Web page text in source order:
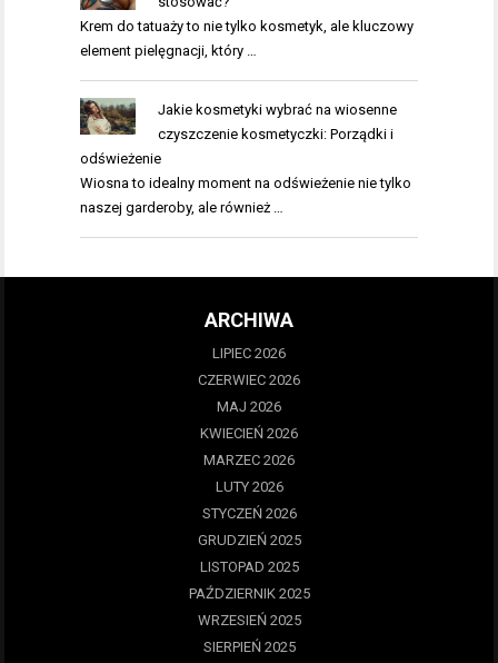
Krem do tatuaży to nie tylko kosmetyk, ale kluczowy
element pielęgnacji, który …
Jakie kosmetyki wybrać na wiosenne
czyszczenie kosmetyczki: Porządki i
odświeżenie
Wiosna to idealny moment na odświeżenie nie tylko
naszej garderoby, ale również …
ARCHIWA
LIPIEC 2026
CZERWIEC 2026
MAJ 2026
KWIECIEŃ 2026
MARZEC 2026
LUTY 2026
STYCZEŃ 2026
GRUDZIEŃ 2025
LISTOPAD 2025
PAŹDZIERNIK 2025
WRZESIEŃ 2025
SIERPIEŃ 2025